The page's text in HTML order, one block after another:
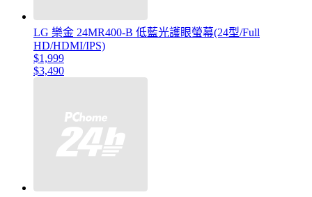
LG 樂金 24MR400-B 低藍光護眼螢幕(24型/Full
HD/HDMI/IPS)
$1,999
$3,490